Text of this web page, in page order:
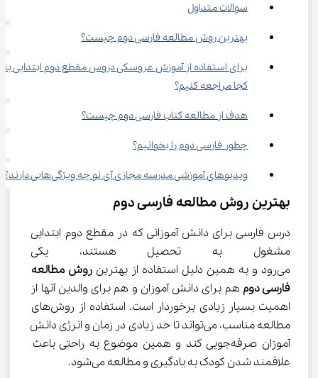
سوالات متداول
بهترین روش مطالعه فارسی دوم چیست؟
برای استفاده از آموزش عروسکی دروس مقطع دوم ابتدایی به
کجا مراجعه کنیم؟
هدف از مطالعه کتاب فارسی دوم چیست؟
چطور فارسی دوم را بخوانیم؟
ویدیوهای آموزشی مدرسه مجازی آی نو چه ویژگی‌هایی دارند؟
بهترین روش مطالعه فارسی دوم
درس فارسی برای دانش آموزانی که در مقطع دوم ابتدایی
مشغول به تحصیل هستند،
می‌رود و به همین دلیل استفاده از بهترین
روش مطالعه
فارسی دوم هم برای دانش آموزان و هم برای والدین آنها از
اهمیت بسیار زیادی برخوردار است. استفاده از روش‌های
مطالعه مناسب، می‌تواند تا حد زیادی در زمان و انرژی دانش
آموزان صرفه‌جویی کند و همین موضوع به راحتی باعث
علاقمند شدن کودک به یادگیری و مطالعه می‌شود.